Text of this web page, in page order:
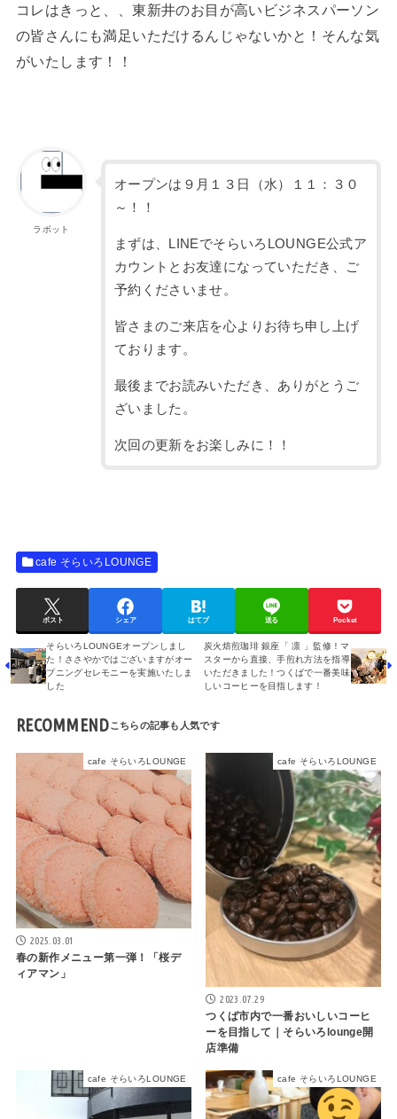
コレはきっと、、東新井のお目が高いビジネスパーソン
の皆さんにも満足いただけるんじゃないかと！そんな気
がいたします！！
ラボット
オープンは９月１３日（水）１１：３０
～！！
まずは、LINEでそらいろLOUNGE公式ア
カウントとお友達になっていただき、ご
予約くださいませ。
皆さまのご来店を心よりお待ち申し上げ
ております。
最後までお読みいただき、ありがとうご
ざいました。
次回の更新をお楽しみに！！
cafe そらいろLOUNGE
ポスト シェア はてブ 送る Pocket
そらいろLOUNGEオープンしまし
た！ささやかではございますがオー
プニングセレモニーを実施いたしま
した
炭火焙煎珈琲 銀座「 凛 」監修！マ
スターから直接、手煎れ方法を指導
いただきました！つくばで一番美味
しいコーヒーを目指します！
RECOMMEND
cafe そらいろLOUNGE
2025.03.01
春の新作メニュー第一弾！「桜デ
ィアマン」
cafe そらいろLOUNGE
2023.07.29
つくば市内で一番おいしいコーヒ
ーを目指して｜そらいろlounge開
店準備
cafe そらいろLOUNGE cafe そらいろLOUNGE